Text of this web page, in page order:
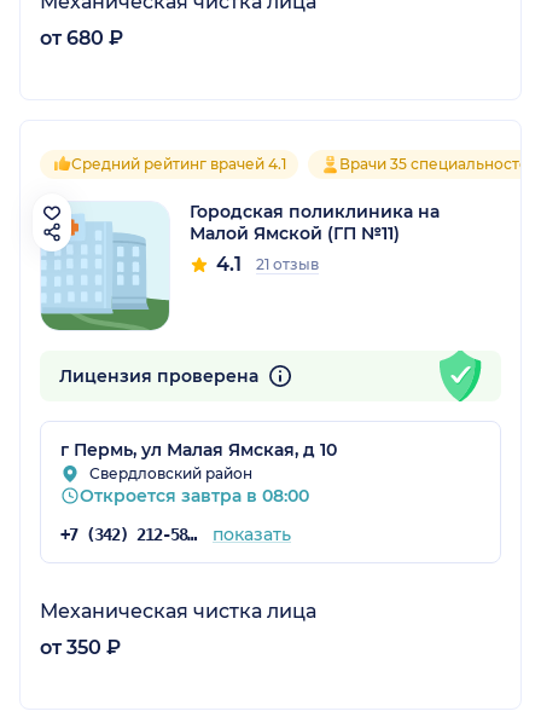
от 680 ₽
Средний рейтинг врачей 4.1 Врачи 35 специальностей
Городская поликлиника на
Малой Ямской (ГП №11)
4.1 21 отзыв
Лицензия проверена
г Пермь, ул Малая Ямская, д 10
Свердловский район
Откроется завтра в 08:00
+7 (342) 212-58-63 показать
Механическая чистка лица
от 350 ₽